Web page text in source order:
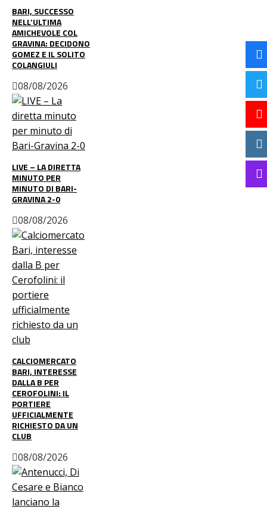
BARI, SUCCESSO
NELL’ULTIMA
AMICHEVOLE COL
GRAVINA: DECIDONO
GOMEZ E IL SOLITO
COLANGIULI
08/08/2026
LIVE – LA DIRETTA
MINUTO PER
MINUTO DI BARI-
GRAVINA 2-0
08/08/2026
CALCIOMERCATO
BARI, INTERESSE
DALLA B PER
CEROFOLINI: IL
PORTIERE
UFFICIALMENTE
RICHIESTO DA UN
CLUB
08/08/2026